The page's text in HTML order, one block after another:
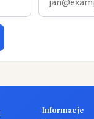
Informacje